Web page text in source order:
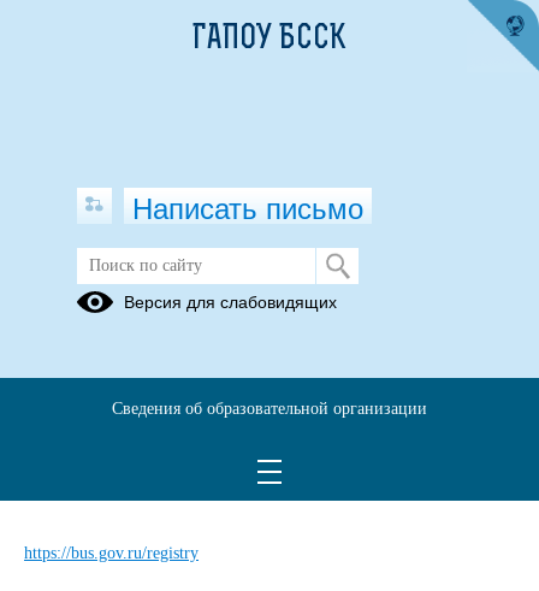
НОКО
учебный год
https://bus.gov.ru/registry
ГАПОУ БССК
Написать письмо
Версия для слабовидящих
Сведения об образовательной организации